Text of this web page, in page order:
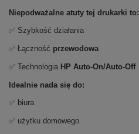
Niepodważalne atuty tej drukarki to:
✅ Szybkość działania
✅ Łączność przewodowa
✅ Technologia HP Auto-On/Auto-Off
Idealnie nada się do:
✅ biura
✅ użytku domowego